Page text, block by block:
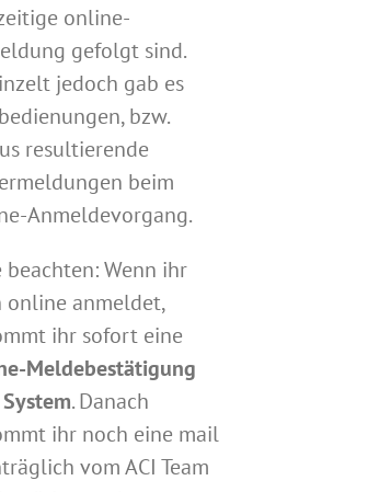
online-
gefolgt sind.
jedoch gab es
bzw.
resultierende
beim
Anmeldevorgang.
beachten: Wenn ihr
online anmeldet,
ihr sofort eine
Meldebestätigung
. Danach
ihr noch eine mail
vom ACI Team